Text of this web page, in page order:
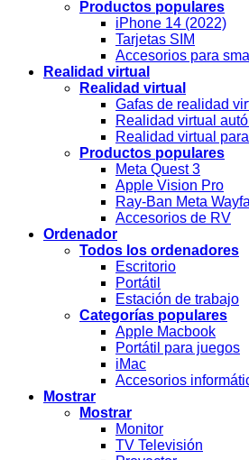
Productos populares
iPhone 14 (2022)
Tarjetas SIM
Accesorios para
Realidad virtual
Realidad virtual
Gafas de realidad
Realidad virtual
Realidad virtual
Productos populares
Meta Quest 3
Apple Vision Pro
Ray-Ban Meta
Accesorios de RV
Ordenador
Todos los ordenadores
Escritorio
Portátil
Estación de trabajo
Categorías populares
Apple Macbook
Portátil para juegos
iMac
Accesorios
Mostrar
Mostrar
Monitor
TV Televisión